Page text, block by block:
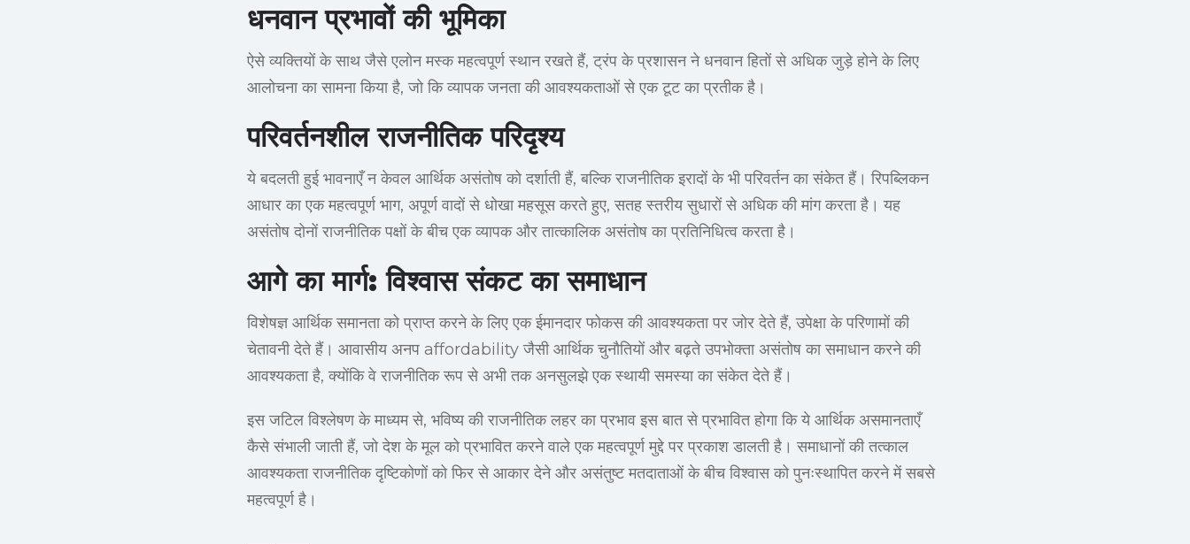
धनवान प्रभावों की भूमिका
ऐसे व्यक्तियों के साथ जैसे एलोन मस्क महत्वपूर्ण स्थान रखते हैं, ट्रंप के प्रशासन ने धनवान हितों से अधिक जुड़े होने के लिए
आलोचना का सामना किया है, जो कि व्यापक जनता की आवश्यकताओं से एक टूट का प्रतीक है।
परिवर्तनशील राजनीतिक परिदृश्य
ये बदलती हुई भावनाएँ न केवल आर्थिक असंतोष को दर्शाती हैं, बल्कि राजनीतिक इरादों के भी परिवर्तन का संकेत हैं। रिपब्लिकन
आधार का एक महत्वपूर्ण भाग, अपूर्ण वादों से धोखा महसूस करते हुए, सतह स्तरीय सुधारों से अधिक की मांग करता है। यह
असंतोष दोनों राजनीतिक पक्षों के बीच एक व्यापक और तात्कालिक असंतोष का प्रतिनिधित्व करता है।
आगे का मार्ग: विश्वास संकट का समाधान
विशेषज्ञ आर्थिक समानता को प्राप्त करने के लिए एक ईमानदार फोकस की आवश्यकता पर जोर देते हैं, उपेक्षा के परिणामों की
चेतावनी देते हैं। आवासीय अनप affordability जैसी आर्थिक चुनौतियों और बढ़ते उपभोक्ता असंतोष का समाधान करने की
आवश्यकता है, क्योंकि वे राजनीतिक रूप से अभी तक अनसुलझे एक स्थायी समस्या का संकेत देते हैं।
इस जटिल विश्लेषण के माध्यम से, भविष्य की राजनीतिक लहर का प्रभाव इस बात से प्रभावित होगा कि ये आर्थिक असमानताएँ
कैसे संभाली जाती हैं, जो देश के मूल को प्रभावित करने वाले एक महत्वपूर्ण मुद्दे पर प्रकाश डालती है। समाधानों की तत्काल
आवश्यकता राजनीतिक दृष्टिकोणों को फिर से आकार देने और असंतुष्ट मतदाताओं के बीच विश्वास को पुनःस्थापित करने में सबसे
महत्वपूर्ण है।